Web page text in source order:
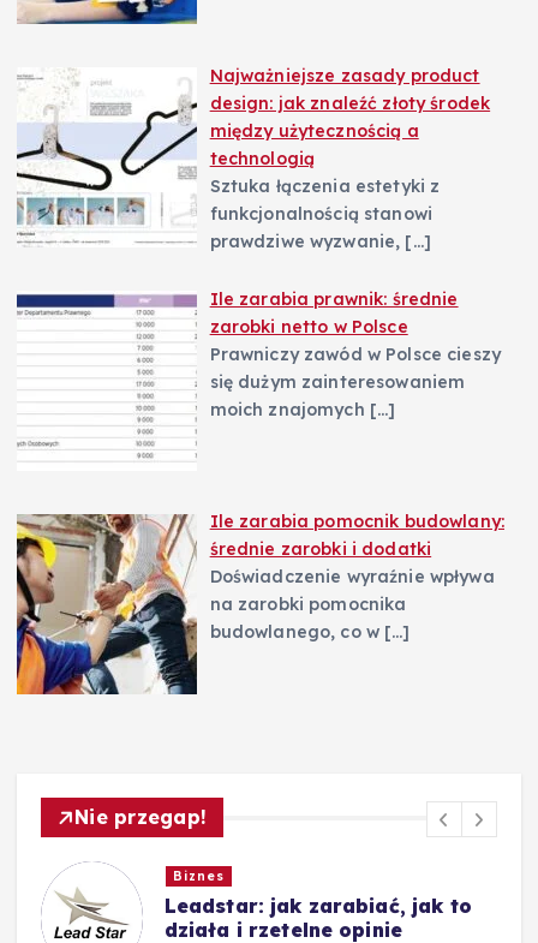
Najważniejsze zasady product
design: jak znaleźć złoty środek
między użytecznością a
technologią
Sztuka łączenia estetyki z
funkcjonalnością stanowi
prawdziwe wyzwanie, […]
Ile zarabia prawnik: średnie
zarobki netto w Polsce
Prawniczy zawód w Polsce cieszy
się dużym zainteresowaniem
moich znajomych […]
Ile zarabia pomocnik budowlany:
średnie zarobki i dodatki
Doświadczenie wyraźnie wpływa
na zarobki pomocnika
budowlanego, co w […]
Nie przegap!
Biznes
Leadstar: jak zarabiać, jak to
działa i rzetelne opinie